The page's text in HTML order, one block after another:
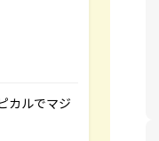
カルでマジ